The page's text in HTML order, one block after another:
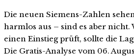
Die neuen Siemens-Zahlen
harmlos aus – sind es aber nicht.
einen Einstieg prüft, sollte die
Die Gratis-Analyse vom 06.